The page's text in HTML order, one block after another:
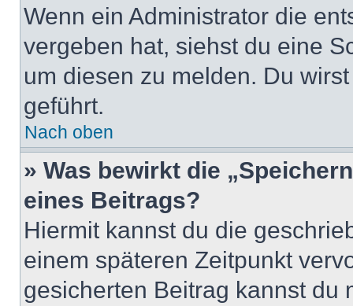
Wenn ein Administrator die
vergeben hat, siehst du eine
um diesen zu melden. Du
geführt.
Nach oben
» Was bewirkt die
eines Beitrags?
Hiermit kannst du die
einem späteren Zeitpunkt
gesicherten Beitrag kannst du